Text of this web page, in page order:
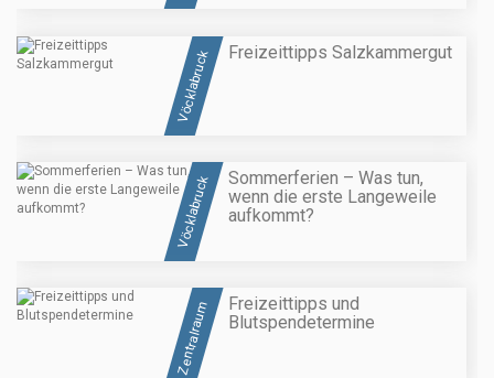
Vöcklabruck Freizeittipps Salzkammergut
Vöcklabruck
Sommerferien – Was tun,
wenn die erste Langeweile
aufkommt?
Zentralraum
Freizeittipps und
Blutspendetermine